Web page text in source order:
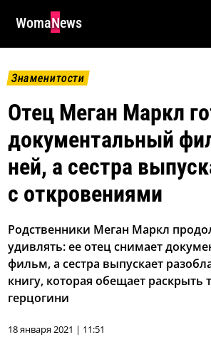
WomaNews
Знаменитости
Отец Меган Маркл
документальный
ней, а сестра
с откровениями
Родственники Меган Маркл
удивлять: ее отец снимает
фильм, а сестра выпускает
книгу, которая обещает раскрыть
герцогини
18 января 2021 | 11:51